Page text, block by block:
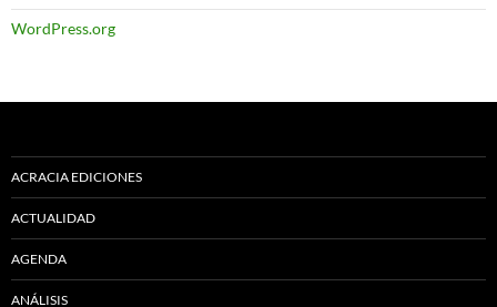
WordPress.org
ACRACIA EDICIONES
ACTUALIDAD
AGENDA
ANÁLISIS